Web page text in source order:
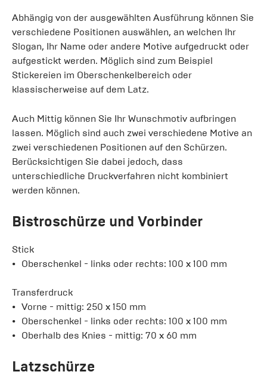
Abhängig von der ausgewählten Ausführung können Sie
verschiedene Positionen auswählen, an welchen Ihr
Slogan, Ihr Name oder andere Motive aufgedruckt oder
aufgestickt werden. Möglich sind zum Beispiel
Stickereien im Oberschenkelbereich oder
klassischerweise auf dem Latz.
Auch Mittig können Sie Ihr Wunschmotiv aufbringen
lassen. Möglich sind auch zwei verschiedene Motive an
zwei verschiedenen Positionen auf den Schürzen.
Berücksichtigen Sie dabei jedoch, dass
unterschiedliche Druckverfahren nicht kombiniert
werden können.
Bistroschürze und Vorbinder
Stick
Oberschenkel - links oder rechts: 100 x 100 mm
Transferdruck
Vorne - mittig: 250 x 150 mm
Oberschenkel - links oder rechts: 100 x 100 mm
Oberhalb des Knies - mittig: 70 x 60 mm
Latzschürze